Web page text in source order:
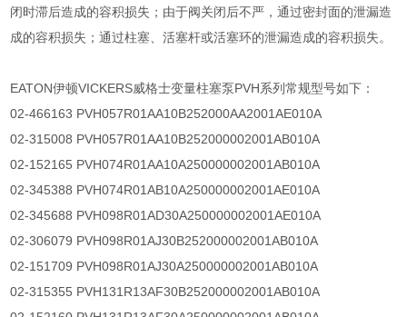
闭时滞后造成的容积损失；由于阀关闭后不严，通过密封面的泄漏造
成的容积损失；通过柱塞、活塞杆或活塞环的泄漏造成的容积损失。
EATON伊顿VICKERS威格士变量柱塞泵PVH系列常规型号如下：
02-466163 PVH057R01AA10B252000AA2001AE010A
02-315008 PVH057R01AA10B252000002001AB010A
02-152165 PVH074R01AA10A250000002001AB010A
02-345388 PVH074R01AB10A250000002001AE010A
02-345688 PVH098R01AD30A250000002001AE010A
02-306079 PVH098R01AJ30B252000002001AB010A
02-151709 PVH098R01AJ30A250000002001AB010A
02-315355 PVH131R13AF30B252000002001AB010A